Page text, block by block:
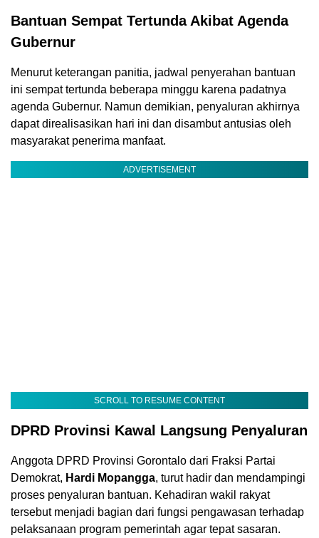
Bantuan Sempat Tertunda Akibat Agenda
Gubernur
Menurut keterangan panitia, jadwal penyerahan bantuan
ini sempat tertunda beberapa minggu karena padatnya
agenda Gubernur. Namun demikian, penyaluran akhirnya
dapat direalisasikan hari ini dan disambut antusias oleh
masyarakat penerima manfaat.
ADVERTISEMENT
SCROLL TO RESUME CONTENT
DPRD Provinsi Kawal Langsung Penyaluran
Anggota DPRD Provinsi Gorontalo dari Fraksi Partai
Demokrat, Hardi Mopangga, turut hadir dan mendampingi
proses penyaluran bantuan. Kehadiran wakil rakyat
tersebut menjadi bagian dari fungsi pengawasan terhadap
pelaksanaan program pemerintah agar tepat sasaran.